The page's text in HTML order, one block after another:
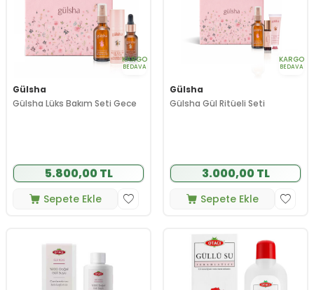
KARGO
BEDAVA
Gülsha
Gülsha Lüks Bakım Seti Gece
5.800,00 TL
Sepete Ekle
KARGO
BEDAVA
Gülsha
Gülsha Gül Ritüeli Seti
3.000,00 TL
Sepete Ekle